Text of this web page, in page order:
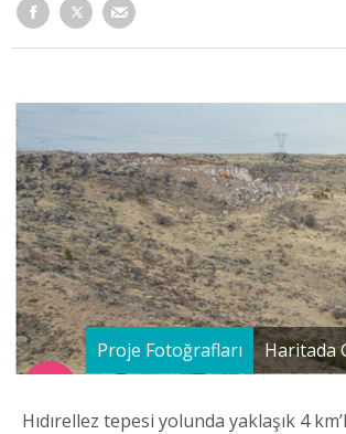
Proje Fotoğrafları Haritada
Hıdırellez tepesi yolunda yaklaşık 4